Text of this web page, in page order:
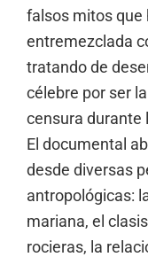
falsos mitos que
entremezclada
tratando de
célebre por ser
censura durante
El documental
desde diversas
antropológicas:
mariana, el
rocieras, la